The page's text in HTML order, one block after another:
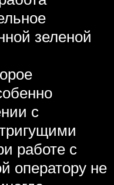
зеленой
с
работе с
оператору не